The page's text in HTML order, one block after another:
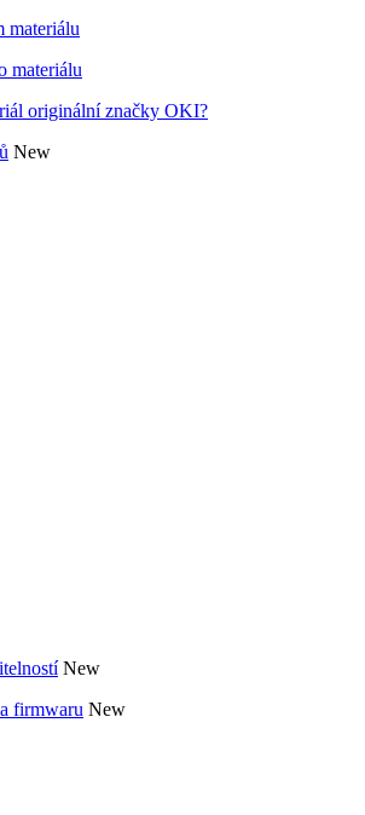
materiálu
materiálu
originální značky OKI?
New
New
firmwaru New